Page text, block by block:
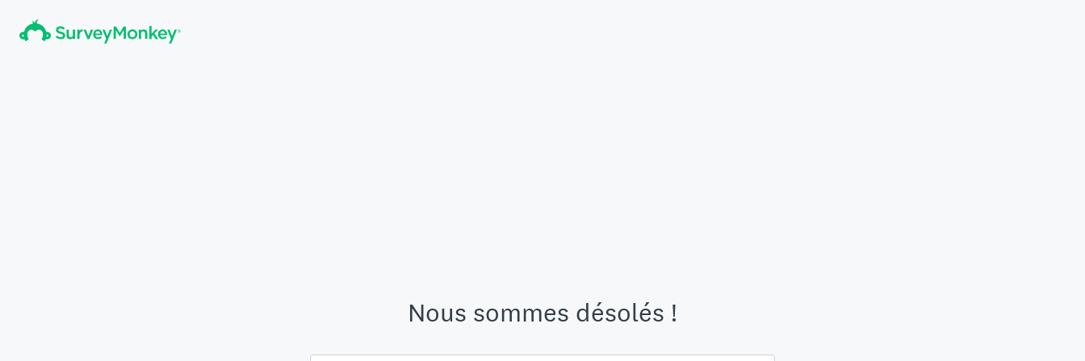
Nous sommes désolés !